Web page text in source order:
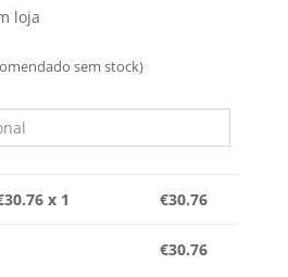
loja
sem stock)
30.76 x 1 €30.76
€30.76